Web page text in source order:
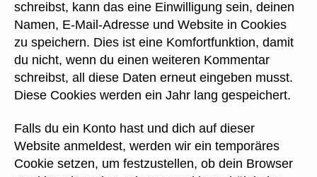
schreibst, kann das eine Einwilligung sein, deinen
Namen, E-Mail-Adresse und Website in Cookies
zu speichern. Dies ist eine Komfortfunktion, damit
du nicht, wenn du einen weiteren Kommentar
schreibst, all diese Daten erneut eingeben musst.
Diese Cookies werden ein Jahr lang gespeichert.
Falls du ein Konto hast und dich auf dieser
Website anmeldest, werden wir ein temporäres
Cookie setzen, um festzustellen, ob dein Browser